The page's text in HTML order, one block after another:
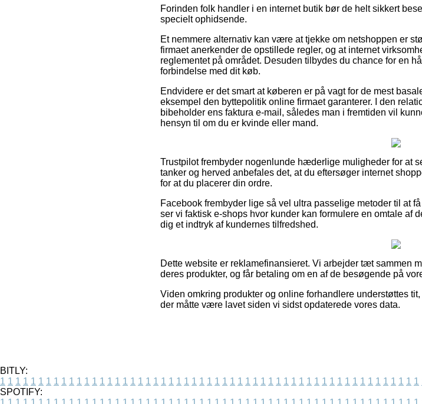
Forinden folk handler i en internet butik bør de helt sikkert
specielt ophidsende.
Et nemmere alternativ kan være at tjekke om netshoppen er
firmaet anerkender de opstillede regler, og at internet
reglementet på området. Desuden tilbydes du chance for en
forbindelse med dit køb.
Endvidere er det smart at køberen er på vagt for de mest
eksempel den byttepolitik online firmaet garanterer. I den
bibeholder ens faktura e-mail, således man i fremtiden vil
hensyn til om du er kvinde eller mand.
Trustpilot frembyder nogenlunde hæderlige muligheder for at
tanker og herved anbefales det, at du eftersøger internet
for at du placerer din ordre.
Facebook frembyder lige så vel ultra passelige metoder til at
ser vi faktisk e-shops hvor kunder kan formulere en omtale af
dig et indtryk af kundernes tilfredshed.
Dette website er reklamefinansieret. Vi arbejder tæt sammen
deres produkter, og får betaling om en af de besøgende på
Viden omkring produkter og online forhandlere understøttes
der måtte være lavet siden vi sidst opdaterede vores data.
BITLY:
1 1 1 1 1 1 1 1 1 1 1 1 1 1 1 1 1 1 1 1 1 1 1 1 1 1 1 1 1 1 1 1 1 1 1 1 1 1 1 1 1 1 1 1 1 1 1 1 1 1 1 1 1 1 1
SPOTIFY: